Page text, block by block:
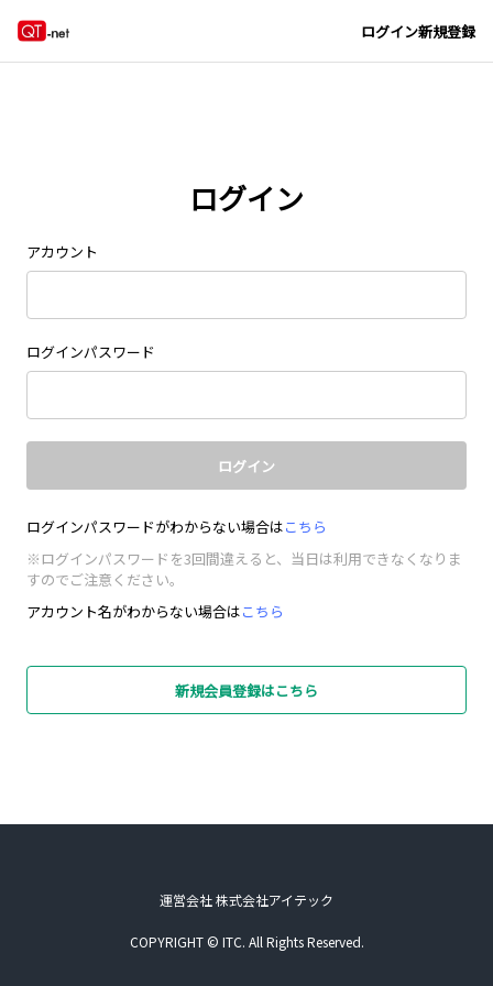
ログイン新規登録
ログイン
アカウント
ログインパスワード
ログイン
ログインパスワードがわからない場合はこちら
※ログインパスワードを3回間違えると、当日は利用できなくなりま
すのでご注意ください。
アカウント名がわからない場合はこちら
新規会員登録はこちら
運営会社 株式会社アイテック
COPYRIGHT © ITC. All Rights Reserved.